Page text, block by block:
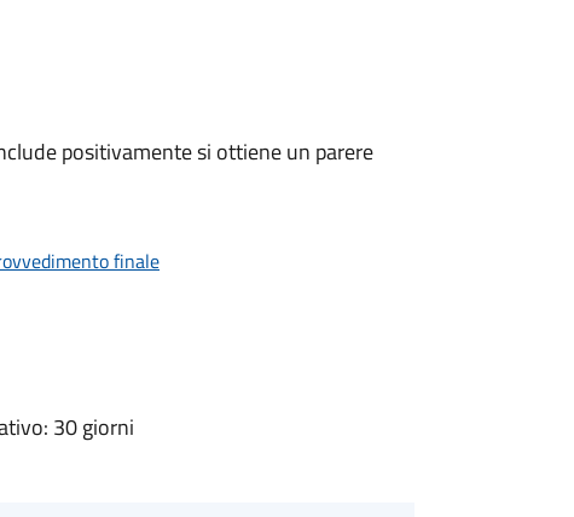
positivamente si ottiene un parere
finale
30 giorni